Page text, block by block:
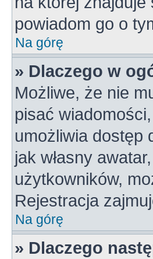
powiadom go o
Na górę
» Dlaczego w
Możliwe, że nie
pisać
umożliwia dostęp
jak własny
użytkowników,
Rejestracja
Na górę
» Dlaczego